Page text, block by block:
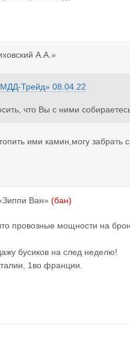
А.А.»
Трейд» 08.04.22
что Вы с ними
ими камин,могу забрать
Ван» (бан)
провозные мощности на
бусиков на след неделю!
1во франции.